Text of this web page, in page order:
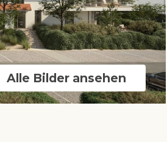
Alle Bilder ansehen